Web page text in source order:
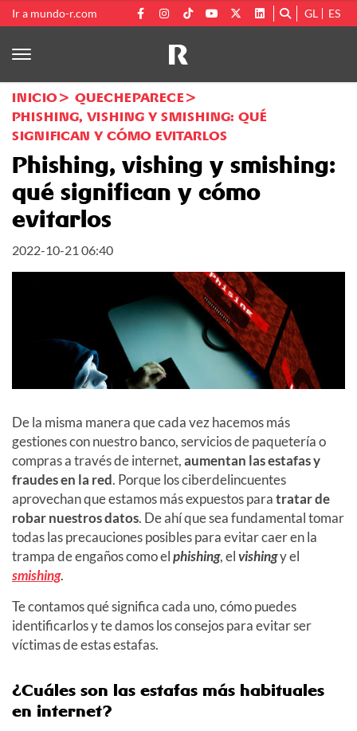
Ir a mundo-r.com GL ES
INICIO
QUECHEPARECE
PHISHING, VISHING Y SMISHING: QUÉ
SIGNIFICAN Y CÓMO EVITARLOS
Phishing, vishing y smishing:
qué significan y cómo
evitarlos
2022-10-21 06:40
De la misma manera que cada vez hacemos más
gestiones con nuestro banco, servicios de paquetería o
compras a través de internet,aumentan las estafas y
fraudes en la red. Porque los ciberdelincuentes
aprovechan que estamos más expuestos paratratar de
robar nuestros datos. De ahí que sea fundamental tomar
todas las precauciones posibles para evitar caer en la
trampa de engaños como elphishing, elvishingy el
smishing.
Te contamos qué significa cada uno, cómo puedes
identificarlos y te damos los consejos para evitar ser
víctimas de estas estafas.
¿Cuáles son las estafas más habituales
en internet?